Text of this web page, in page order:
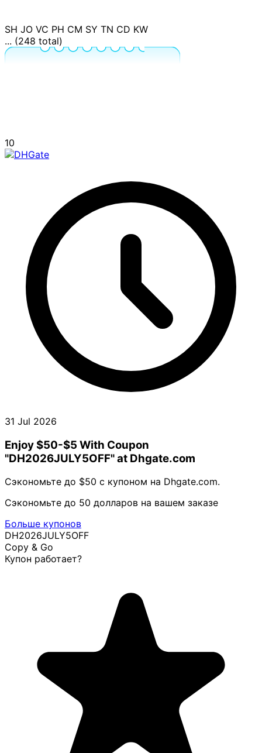
SH JO VC PH CM SY TN CD KW
... (248 total)
10
31 Jul 2026
Enjoy $50-$5 With Coupon
"DH2026JULY5OFF" at Dhgate.com
Сэкономьте до $50 с купоном на Dhgate.com.
Сэкономьте до 50 долларов на вашем заказе
Больше купонов
DH2026JULY5OFF
Copy & Go
Купон работает?